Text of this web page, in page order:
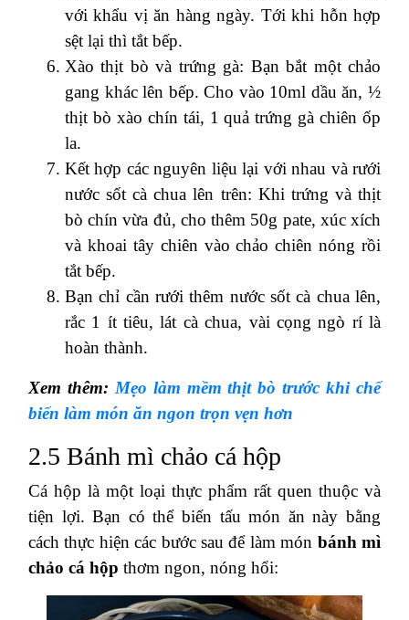
với khẩu vị ăn hàng ngày. Tới khi hỗn hợp
sệt lại thì tắt bếp.
Xào thịt bò và trứng gà: Bạn bắt một chảo
gang khác lên bếp. Cho vào 10ml dầu ăn, ½
thịt bò xào chín tái, 1 quả trứng gà chiên ốp
la.
Kết hợp các nguyên liệu lại với nhau và rưới
nước sốt cà chua lên trên: Khi trứng và thịt
bò chín vừa đủ, cho thêm 50g pate, xúc xích
và khoai tây chiên vào chảo chiên nóng rồi
tắt bếp.
Bạn chỉ cần rưới thêm nước sốt cà chua lên,
rắc 1 ít tiêu, lát cà chua, vài cọng ngò rí là
hoàn thành.
Xem thêm: Mẹo làm mềm thịt bò trước khi chế
biến làm món ăn ngon trọn vẹn hơn
2.5 Bánh mì chảo cá hộp
Cá hộp là một loại thực phẩm rất quen thuộc và
tiện lợi. Bạn có thể biến tấu món ăn này bằng
cách thực hiện các bước sau để làm món bánh mì
chảo cá hộp thơm ngon, nóng hổi: